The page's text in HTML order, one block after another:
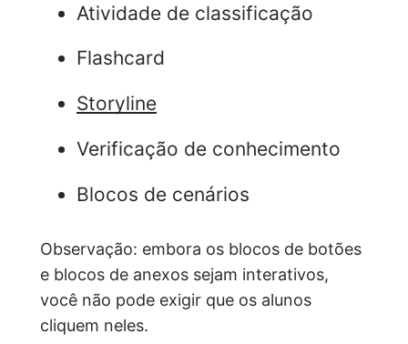
Atividade de classificação
Flashcard
Storyline
Verificação de conhecimento
Blocos de cenários
Observação: embora os blocos de botões
e blocos de anexos sejam interativos,
você não pode exigir que os alunos
cliquem neles.